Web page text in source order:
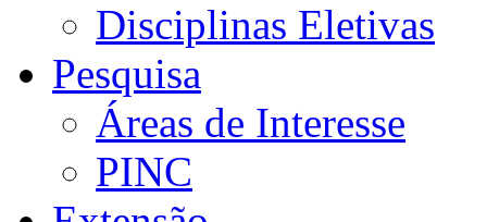
Disciplinas Eletivas
Pesquisa
Áreas de Interesse
PINC